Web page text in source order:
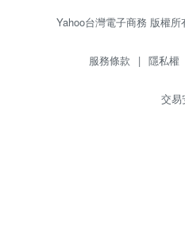
Yahoo台灣電子商務 版權
服務條款 | 隱私權
交易